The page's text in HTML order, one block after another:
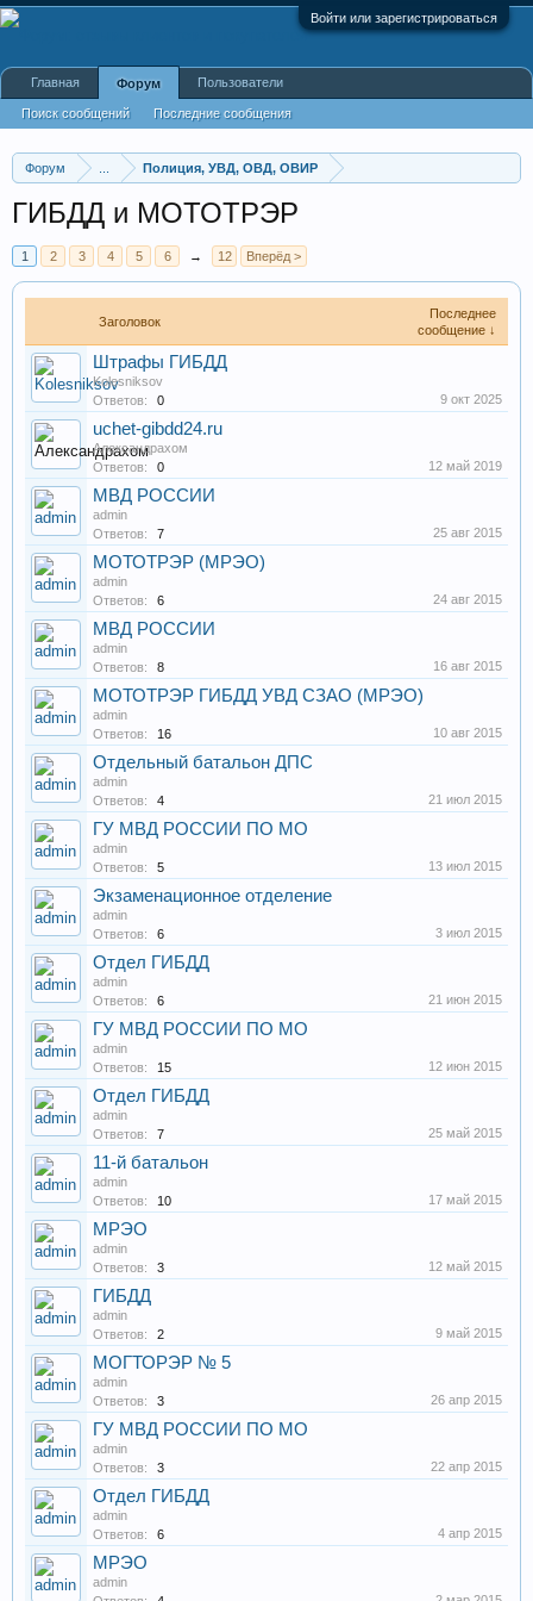
Войти или зарегистрироваться
Форум Полиция, УВД, ОВД, ОВИР
ГИБДД и МОТОТРЭР
1 2 3 4 5 6 → 12 Вперёд >
Заголовок
Последнее
сообщение ↓
Штрафы ГИБДД
Kolesniksov
Ответов:
0 9 окт 2025
uchet-gibdd24.ru
Александрахом
Ответов:
0 12 май 2019
МВД РОССИИ
admin
Ответов:
7 25 авг 2015
МОТОТРЭР (МРЭО)
admin
Ответов:
6 24 авг 2015
МВД РОССИИ
admin
Ответов:
8 16 авг 2015
МОТОТРЭР ГИБДД УВД СЗАО (МРЭО)
admin
Ответов:
16 10 авг 2015
Отдельный батальон ДПС
admin
Ответов:
4 21 июл 2015
ГУ МВД РОССИИ ПО МО
admin
Ответов:
5 13 июл 2015
Экзаменационное отделение
admin
Ответов:
6 3 июл 2015
Отдел ГИБДД
admin
Ответов:
6 21 июн 2015
ГУ МВД РОССИИ ПО МО
admin
Ответов:
15 12 июн 2015
Отдел ГИБДД
admin
Ответов:
7 25 май 2015
11-й батальон
admin
Ответов:
10 17 май 2015
МРЭО
admin
Ответов:
3 12 май 2015
ГИБДД
admin
Ответов:
2 9 май 2015
МОГТОРЭР № 5
admin
Ответов:
3 26 апр 2015
ГУ МВД РОССИИ ПО МО
admin
Ответов:
3 22 апр 2015
Отдел ГИБДД
admin
Ответов:
6 4 апр 2015
МРЭО
admin
Главная Форум
Поиск сообщений Последние сообщения
Пользователи